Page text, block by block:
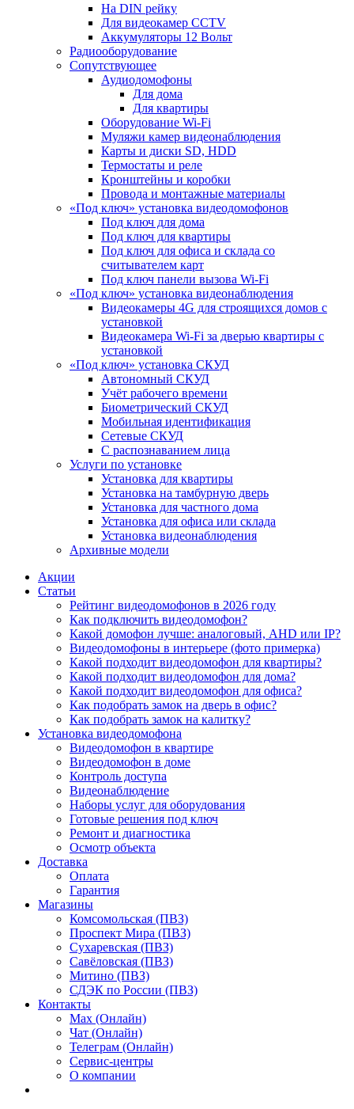
На DIN рейку
Для видеокамер CCTV
Аккумуляторы 12 Вольт
Радиооборудование
Сопутствующее
Аудиодомофоны
Для дома
Для квартиры
Оборудование Wi-Fi
Муляжи камер видеонаблюдения
Карты и диски SD, HDD
Термостаты и реле
Кронштейны и коробки
Провода и монтажные материалы
«Под ключ» установка видеодомофонов
Под ключ для дома
Под ключ для квартиры
Под ключ для офиса и склада со
считывателем карт
Под ключ панели вызова Wi-Fi
«Под ключ» установка видеонаблюдения
Видеокамеры 4G для строящихся домов с
установкой
Видеокамера Wi-Fi за дверью квартиры с
установкой
«Под ключ» установка СКУД
Автономный СКУД
Учёт рабочего времени
Биометрический СКУД
Мобильная идентификация
Сетевые СКУД
С распознаванием лица
Услуги по установке
Установка для квартиры
Установка на тамбурную дверь
Установка для частного дома
Установка для офиса или склада
Установка видеонаблюдения
Архивные модели
Акции
Статьи
Рейтинг видеодомофонов в 2026 году
Как подключить видеодомофон?
Какой домофон лучше: аналоговый, AHD или IP?
Видеодомофоны в интерьере (фото примерка)
Какой подходит видеодомофон для квартиры?
Какой подходит видеодомофон для дома?
Какой подходит видеодомофон для офиса?
Как подобрать замок на дверь в офис?
Как подобрать замок на калитку?
Установка видеодомофона
Видеодомофон в квартире
Видеодомофон в доме
Контроль доступа
Видеонаблюдение
Наборы услуг для оборудования
Готовые решения под ключ
Ремонт и диагностика
Осмотр объекта
Доставка
Оплата
Гарантия
Магазины
Комсомольская (ПВЗ)
Проспект Мира (ПВЗ)
Сухаревская (ПВЗ)
Савёловская (ПВЗ)
Митино (ПВЗ)
СДЭК по России (ПВЗ)
Контакты
Max (Онлайн)
Чат (Онлайн)
Телеграм (Онлайн)
Сервис-центры
О компании